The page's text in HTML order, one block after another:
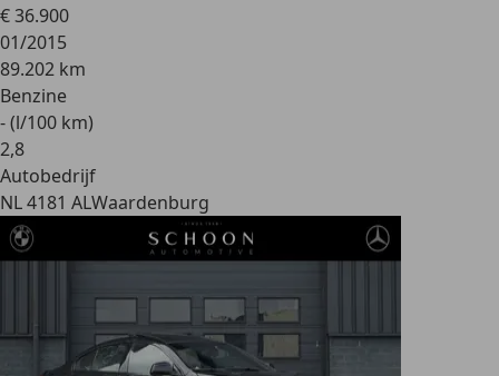
€ 36.900
01/2015
89.202 km
Benzine
- (l/100 km)
2,8
Autobedrijf
NL 4181 ALWaardenburg